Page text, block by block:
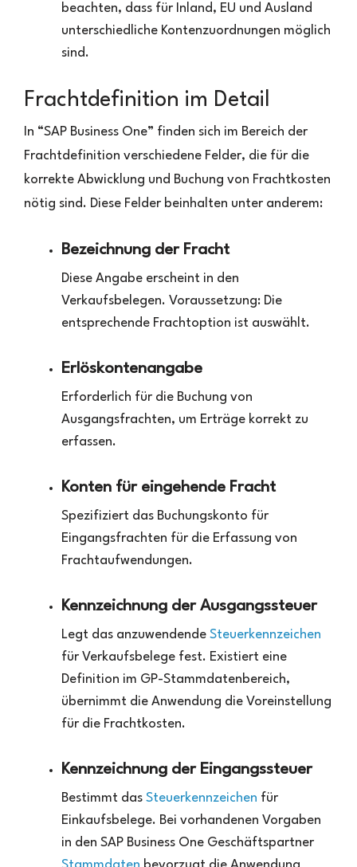
beachten, dass für Inland, EU und Ausland
unterschiedliche Kontenzuordnungen möglich
sind.
Frachtdefinition im Detail
In “SAP Business One” finden sich im Bereich der
Frachtdefinition verschiedene Felder, die für die
korrekte Abwicklung und Buchung von Frachtkosten
nötig sind. Diese Felder beinhalten unter anderem:
Bezeichnung der Fracht
Diese Angabe erscheint in den
Verkaufsbelegen. Voraussetzung: Die
entsprechende Frachtoption ist auswählt.
Erlöskontenangabe
Erforderlich für die Buchung von
Ausgangsfrachten, um Erträge korrekt zu
erfassen.
Konten für eingehende Fracht
Spezifiziert das Buchungskonto für
Eingangsfrachten für die Erfassung von
Frachtaufwendungen.
Kennzeichnung der Ausgangssteuer
Legt das anzuwendende Steuerkennzeichen
für Verkaufsbelege fest. Existiert eine
Definition im GP-Stammdatenbereich,
übernimmt die Anwendung die Voreinstellung
für die Frachtkosten.
Kennzeichnung der Eingangssteuer
Bestimmt das Steuerkennzeichen für
Einkaufsbelege. Bei vorhandenen Vorgaben
in den SAP Business One Geschäftspartner